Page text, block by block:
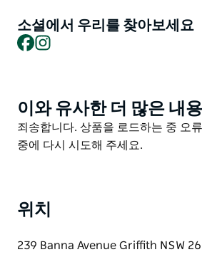
음식은 매일 신선하게 준비되며 점심
없이 바뀝니다.
"제카"는 이탈리아어로 "민트"를 뜻
다.
제카는 신선한 지역 농산물을 사용
제철 정통 이탈리아 지역 음식을 통
제카의 목표는 전통 이탈리아 음식의
눔을 통해 이탈리아 유산을 알리고
소셜에서 우리를 찾아보세요
Facebook
Product
List
이와 유사한 더 많은 내용
Product
List
죄송합니다. 상품을 로드하는 중 오
중에 다시 시도해 주세요.
위치
239 Banna Avenue Griffith NSW